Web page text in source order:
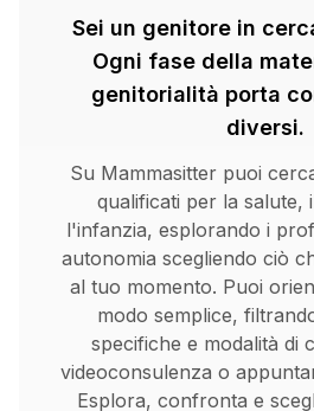
Sei un genitore in
Ogni fase della
genitorialità porta
diversi.
Su Mammasitter puoi
qualificati per la salute,
l'infanzia, esplorando i
autonomia scegliendo ciò
al tuo momento. Puoi
modo semplice,
specifiche e modalità di
videoconsulenza o
Esplora, confronta e